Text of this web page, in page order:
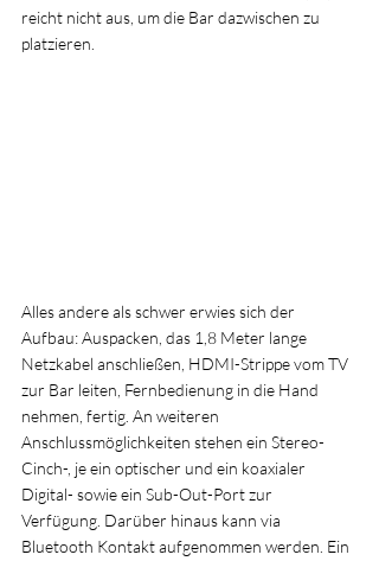
reicht nicht aus, um die Bar dazwischen zu
platzieren.
Alles andere als schwer erwies sich der
Aufbau: Auspacken, das 1,8 Meter lange
Netzkabel anschließen, HDMI-Strippe vom TV
zur Bar leiten, Fernbedienung in die Hand
nehmen, fertig. An weiteren
Anschlussmöglichkeiten stehen ein Stereo-
Cinch-, je ein optischer und ein koaxialer
Digital- sowie ein Sub-Out-Port zur
Verfügung. Darüber hinaus kann via
Bluetooth Kontakt aufgenommen werden. Ein